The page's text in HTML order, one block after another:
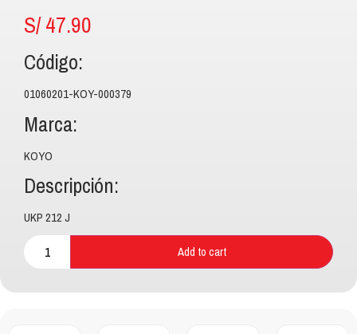
S/47.90
Código:
01060201-KOY-000379
Marca:
KOYO
Descripción:
UKP 212 J
Add to cart